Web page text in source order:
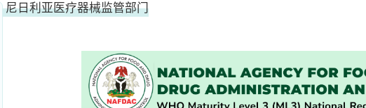
尼日利亚医疗器械监管部门